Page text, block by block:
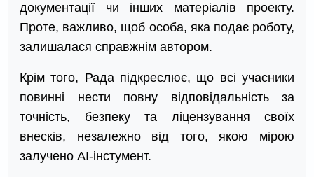
документації чи інших матеріалів проекту.
Проте, важливо, щоб особа, яка подає роботу,
залишалася справжнім автором.
Крім того, Рада підкреслює, що всі учасники
повинні нести повну відповідальність за
точність, безпеку та ліцензування своїх
внесків, незалежно від того, якою мірою
залучено AI-інстумент.